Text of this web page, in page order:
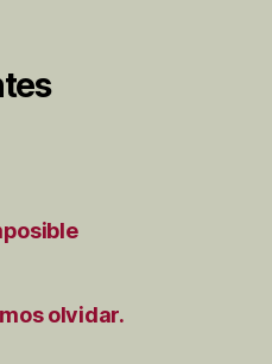
olvidar.